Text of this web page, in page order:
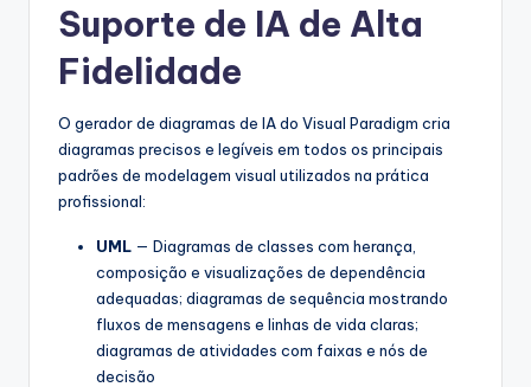
Suporte de IA de Alta
Fidelidade
O gerador de diagramas de IA do Visual Paradigm cria
diagramas precisos e legíveis em todos os principais
padrões de modelagem visual utilizados na prática
profissional:
UML — Diagramas de classes com herança,
composição e visualizações de dependência
adequadas; diagramas de sequência mostrando
fluxos de mensagens e linhas de vida claras;
diagramas de atividades com faixas e nós de
decisão